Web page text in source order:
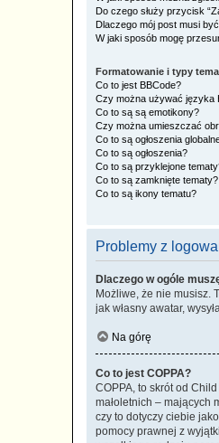
Do czego służy przycisk
Dlaczego mój post musi
W jaki sposób mogę
Formatowanie i typy
Co to jest BBCode?
Czy można używać języka
Co to są są emotikony?
Czy można umieszczać
Co to są ogłoszenia
Co to są ogłoszenia?
Co to są przyklejone
Co to są zamknięte tematy?
Co to są ikony tematu?
Problemy z
Dlaczego w ogóle
Możliwe, że nie musisz.
jak własny awatar,
Na górę
Co to jest COPPA?
COPPA, to skrót od
małoletnich – mających
czy to dotyczy ciebie
pomocy prawnej z